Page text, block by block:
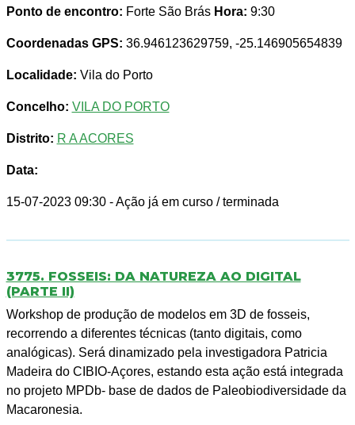
Ponto de encontro: Forte São Brás Hora: 9:30
Coordenadas GPS: 36.946123629759, -25.146905654839
Localidade: Vila do Porto
Concelho: VILA DO PORTO
Distrito: R A ACORES
Data:
15-07-2023 09:30 - Ação já em curso / terminada
3775. FOSSEIS: DA NATUREZA AO DIGITAL
(PARTE II)
Workshop de produção de modelos em 3D de fosseis,
recorrendo a diferentes técnicas (tanto digitais, como
analógicas). Será dinamizado pela investigadora Patricia
Madeira do CIBIO-Açores, estando esta ação está integrada
no projeto MPDb- base de dados de Paleobiodiversidade da
Macaronesia.